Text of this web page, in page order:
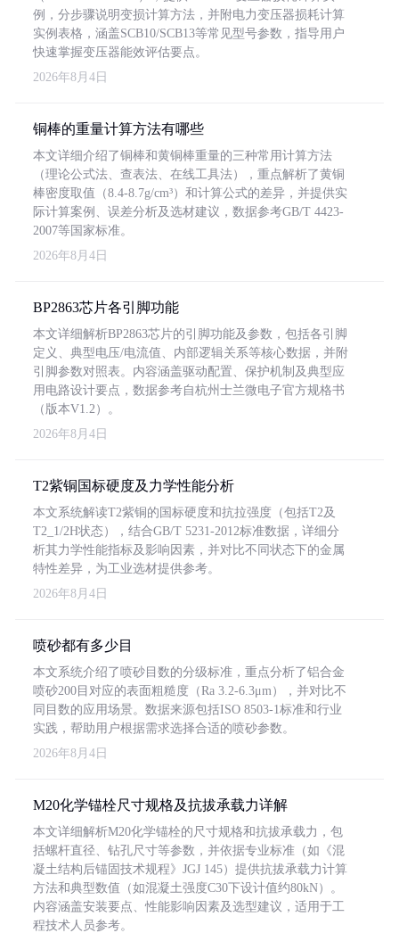
例，分步骤说明变损计算方法，并附电力变压器损耗计算
实例表格，涵盖SCB10/SCB13等常见型号参数，指导用户
快速掌握变压器能效评估要点。
2026年8月4日
铜棒的重量计算方法有哪些
本文详细介绍了铜棒和黄铜棒重量的三种常用计算方法
（理论公式法、查表法、在线工具法），重点解析了黄铜
棒密度取值（8.4-8.7g/cm³）和计算公式的差异，并提供实
际计算案例、误差分析及选材建议，数据参考GB/T 4423-
2007等国家标准。
2026年8月4日
BP2863芯片各引脚功能
本文详细解析BP2863芯片的引脚功能及参数，包括各引脚
定义、典型电压/电流值、内部逻辑关系等核心数据，并附
引脚参数对照表。内容涵盖驱动配置、保护机制及典型应
用电路设计要点，数据参考自杭州士兰微电子官方规格书
（版本V1.2）。
2026年8月4日
T2紫铜国标硬度及力学性能分析
本文系统解读T2紫铜的国标硬度和抗拉强度（包括T2及
T2_1/2H状态），结合GB/T 5231-2012标准数据，详细分
析其力学性能指标及影响因素，并对比不同状态下的金属
特性差异，为工业选材提供参考。
2026年8月4日
喷砂都有多少目
本文系统介绍了喷砂目数的分级标准，重点分析了铝合金
喷砂200目对应的表面粗糙度（Ra 3.2-6.3μm），并对比不
同目数的应用场景。数据来源包括ISO 8503-1标准和行业
实践，帮助用户根据需求选择合适的喷砂参数。
2026年8月4日
M20化学锚栓尺寸规格及抗拔承载力详解
本文详细解析M20化学锚栓的尺寸规格和抗拔承载力，包
括螺杆直径、钻孔尺寸等参数，并依据专业标准（如《混
凝土结构后锚固技术规程》JGJ 145）提供抗拔承载力计算
方法和典型数值（如混凝土强度C30下设计值约80kN）。
内容涵盖安装要点、性能影响因素及选型建议，适用于工
程技术人员参考。